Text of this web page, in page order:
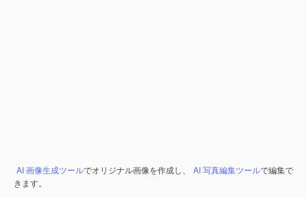
AI 画像生成ツールでオリジナル画像を作成し、 AI 写真編集ツールで編集で
きます。